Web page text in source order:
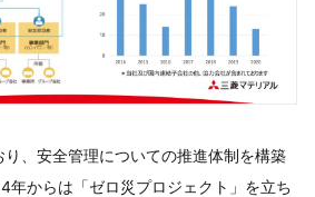
り、安全管理についての推進体制を構築
年からは「ゼロ災プロジェクト」を立ち